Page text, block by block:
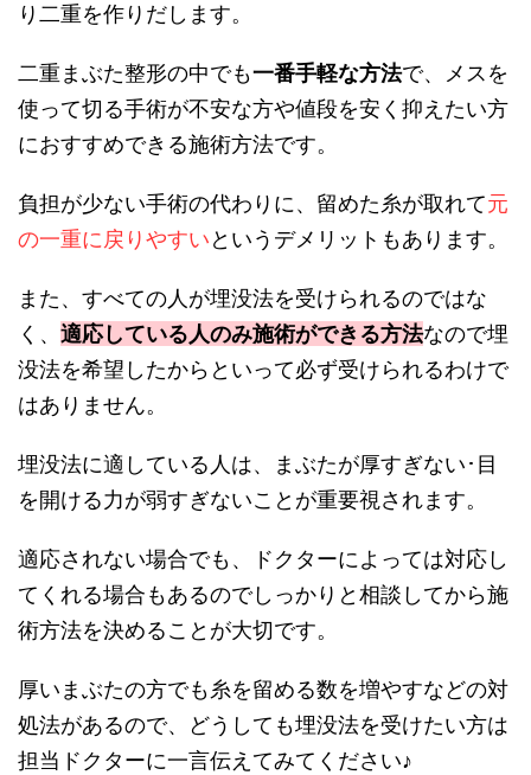
り二重を作りだします。
二重まぶた整形の中でも一番手軽な方法で、メスを
使って切る手術が不安な方や値段を安く抑えたい方
におすすめできる施術方法です。
負担が少ない手術の代わりに、留めた糸が取れて元
の一重に戻りやすいというデメリットもあります。
また、すべての人が埋没法を受けられるのではな
く、 適応している人のみ施術ができる方法なので埋
没法を希望したからといって必ず受けられるわけで
はありません。
埋没法に適している人は、まぶたが厚すぎない･目
を開ける力が弱すぎないことが重要視されます。
適応されない場合でも、ドクターによっては対応し
てくれる場合もあるのでしっかりと相談してから施
術方法を決めることが大切です。
厚いまぶたの方でも糸を留める数を増やすなどの対
処法があるので、どうしても埋没法を受けたい方は
担当ドクターに一言伝えてみてください♪